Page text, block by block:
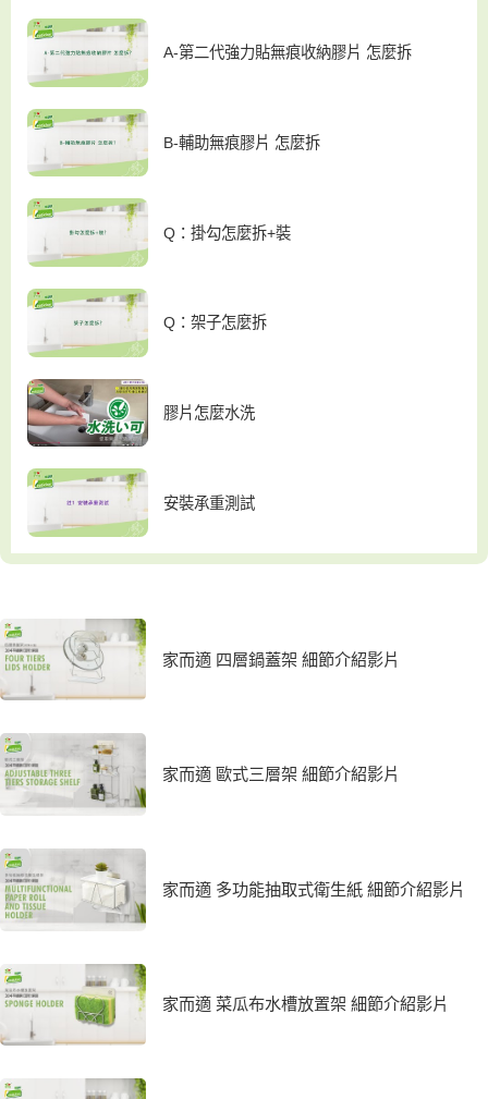
A-第二代強力貼無痕收納膠片 怎麼拆
B-輔助無痕膠片 怎麼拆
Q：掛勾怎麼拆+裝
Q：架子怎麼拆
膠片怎麼水洗
安裝承重測試
家而適 四層鍋蓋架 細節介紹影片
家而適 歐式三層架 細節介紹影片
家而適 多功能抽取式衛生紙 細節介紹影片
家而適 菜瓜布水槽放置架 細節介紹影片